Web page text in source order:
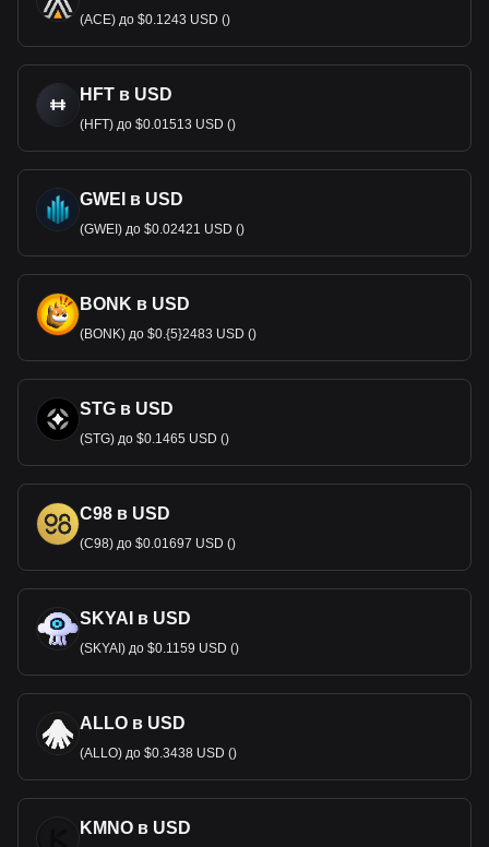
(ACE) до $0.1243 USD ()
HFT в USD
(HFT) до $0.01513 USD ()
GWEI в USD
(GWEI) до $0.02421 USD ()
BONK в USD
(BONK) до $0.{5}2483 USD ()
STG в USD
(STG) до $0.1465 USD ()
C98 в USD
(C98) до $0.01697 USD ()
SKYAI в USD
(SKYAI) до $0.1159 USD ()
ALLO в USD
(ALLO) до $0.3438 USD ()
KMNO в USD